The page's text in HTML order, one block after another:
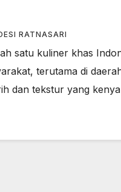
RATNASARI
satu kuliner khas
terutama di
dan tekstur yang